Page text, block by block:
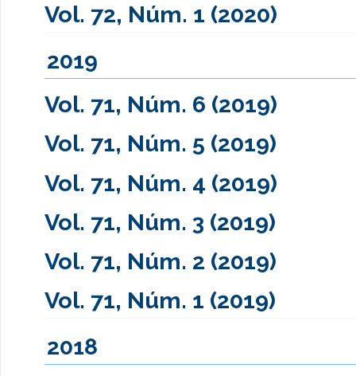
Vol. 72, Núm. 1 (2020)
2019
Vol. 71, Núm. 6 (2019)
Vol. 71, Núm. 5 (2019)
Vol. 71, Núm. 4 (2019)
Vol. 71, Núm. 3 (2019)
Vol. 71, Núm. 2 (2019)
Vol. 71, Núm. 1 (2019)
2018